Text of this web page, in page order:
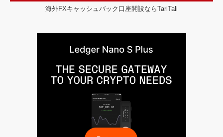
海外FXキャッシュバック口座開設ならTariTali